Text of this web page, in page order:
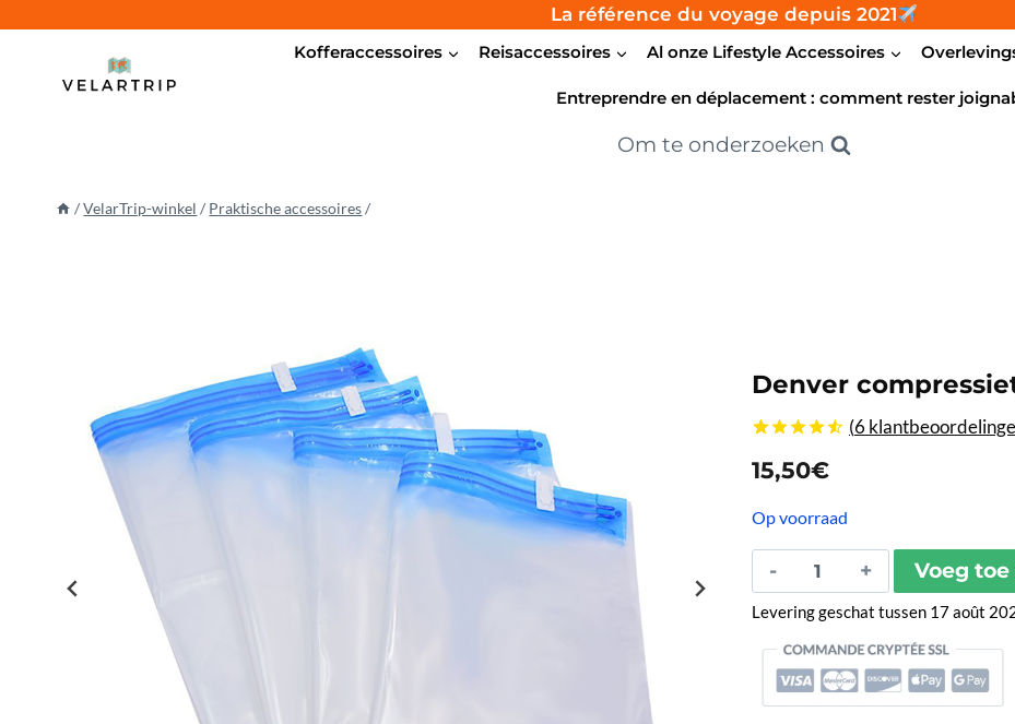
La référence du voyage depuis 2021
Kofferaccessoires Reisaccessoires Al onze Lifestyle Accessoires
Entreprendre en déplacement : comment rester
Om te onderzoeken
/ VelarTrip-winkel / Praktische accessoires /
Denver
gebaseerd
klantbeoordelingen
(6
15,50€
Op voorraad
Sac
de
Compression
Denver
aantal
Voeg
Levering geschat tussen 17 août